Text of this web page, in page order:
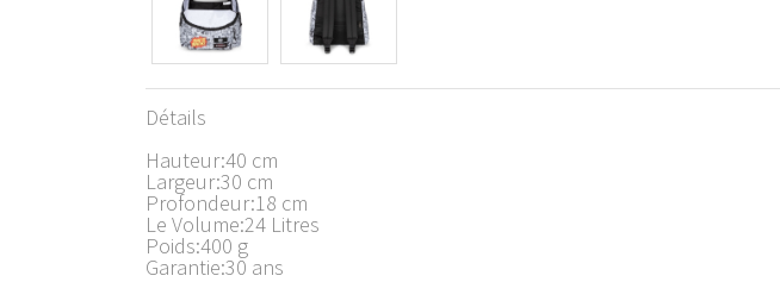
Détails
Hauteur:40 cm
Largeur:30 cm
Profondeur:18 cm
Le Volume:24 Litres
Poids:400 g
Garantie:30 ans